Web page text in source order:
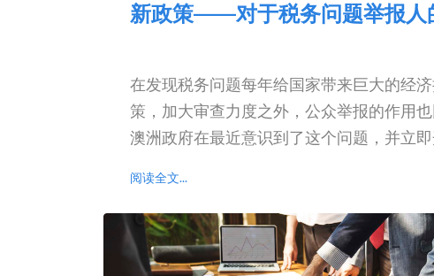
新政策——对于税务问题举报人
在发现税务问题每年给国家带来巨大的经
策，加大审查力度之外，公众举报的作用
澳洲政府在最近意识到了这个问题，并立即
阅读全文...